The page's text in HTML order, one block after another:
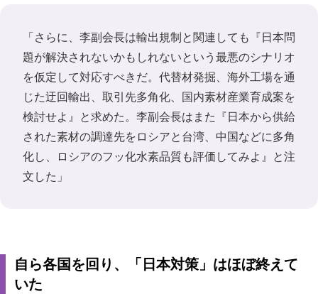
「さらに、李副会長は輸出規制と関連しても『日本問
題が解決されないかもしれないという最悪のシナリオ
を仮定して対応すべきだ。代替材発掘、海外工場を通
じた迂回輸出、取引先多角化、国内素材産業育成案を
検討せよ』と求めた。李副会長はまた『日本から供給
された素材の調達先をロシアと台湾、中国などに多角
化し、ロシアのフッ化水素品質も評価してみよ』と注
文した」
自ら各国を回り、「日本対策」はほぼ終えて
いた